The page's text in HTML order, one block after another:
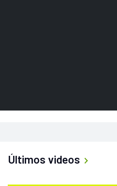
Últimos videos